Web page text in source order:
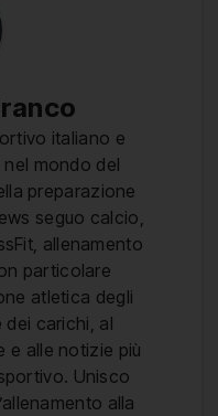
italiano e
mondo del
preparazione
seguo calcio,
allenamento
particolare
atletica degli
carichi, al
e alle notizie più
Unisco
alla